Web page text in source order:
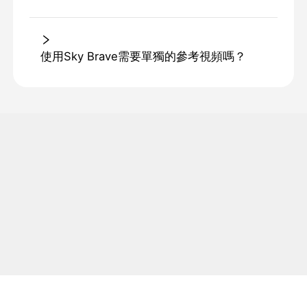
使用Sky Brave需要單獨的參考視頻嗎？